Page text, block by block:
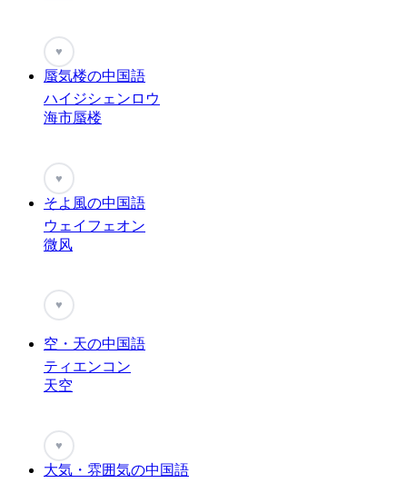
♥
蜃気楼の中国語
ハイジシェンロウ
海市蜃楼
♥
そよ風の中国語
ウェイフェオン
微风
♥
空・天の中国語
ティエンコン
天空
♥
大気・雰囲気の中国語